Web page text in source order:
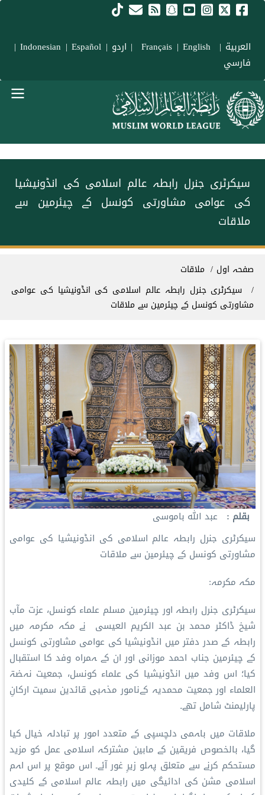
Skip to main content
العربية |
Français
| English
| اردو |
Indonesian |Español
|
فارسي
سیکرٹری جنرل رابطہ عالم اسلامی کی انڈونیشیا
کی عوامی مشاورتی کونسل کے چیئرمین سے
ملاقات
Breadcrumb
صفحہ اول
ملاقات
سیکرٹری جنرل رابطہ عالم اسلامی کی انڈونیشیا کی عوامی
مشاورتی کونسل کے چیئرمین سے ملاقات
بقلم
عبد الله باموسى
سیکرٹری جنرل رابطہ عالم اسلامی کی انڈونیشیا کی عوامی
مشاورتی کونسل کے چیئرمین سے ملاقات
مکہ مکرمہ:
سیکرٹری جنرل رابطہ اور چیئرمین مسلم علماء کونسل، عزت مآب
شیخ ڈاکٹر محمد بن عبد الکریم العیسی نے مکہ مکرمہ میں
رابطہ کے صدر دفتر میں انڈونیشیا کی عوامی مشاورتی کونسل
کے چیئرمین جناب احمد موزانی اور ان کے ہمراہ وفد کا استقبال
کیا؛ اس وفد میں انڈونیشیا کی علماء کونسل، جمعیت نہضۃ
العلماء اور جمعیت محمدیہ کےنامور مذہبی قائدین سمیت ارکانِ
پارلیمنٹ شامل تھے۔
ملاقات میں باہمی دلچسپی کے متعدد امور پر تبادلہ خیال کیا
گیا، بالخصوص فریقین کے مابین مشترکہ اسلامی عمل کو مزید
مستحکم کرنے سے متعلق پہلو زیرِ غور آئے۔ اس موقع پر اس اہم
اسلامی مشن کی ادائیگی میں رابطہ عالم اسلامی کے کلیدی